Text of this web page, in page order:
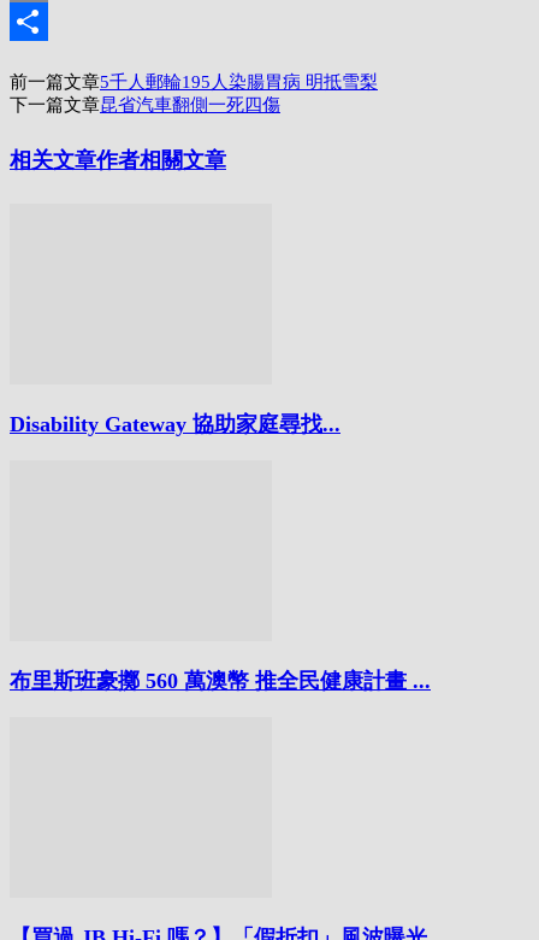
Copy
享
前一篇文章5千人郵輪195人染腸胃病 明抵雪梨
下一篇文章昆省汽車翻側一死四傷
相关文章作者相關文章
Disability Gateway 協助家庭尋找...
布里斯班豪擲 560 萬澳幣 推全民健康計畫 ...